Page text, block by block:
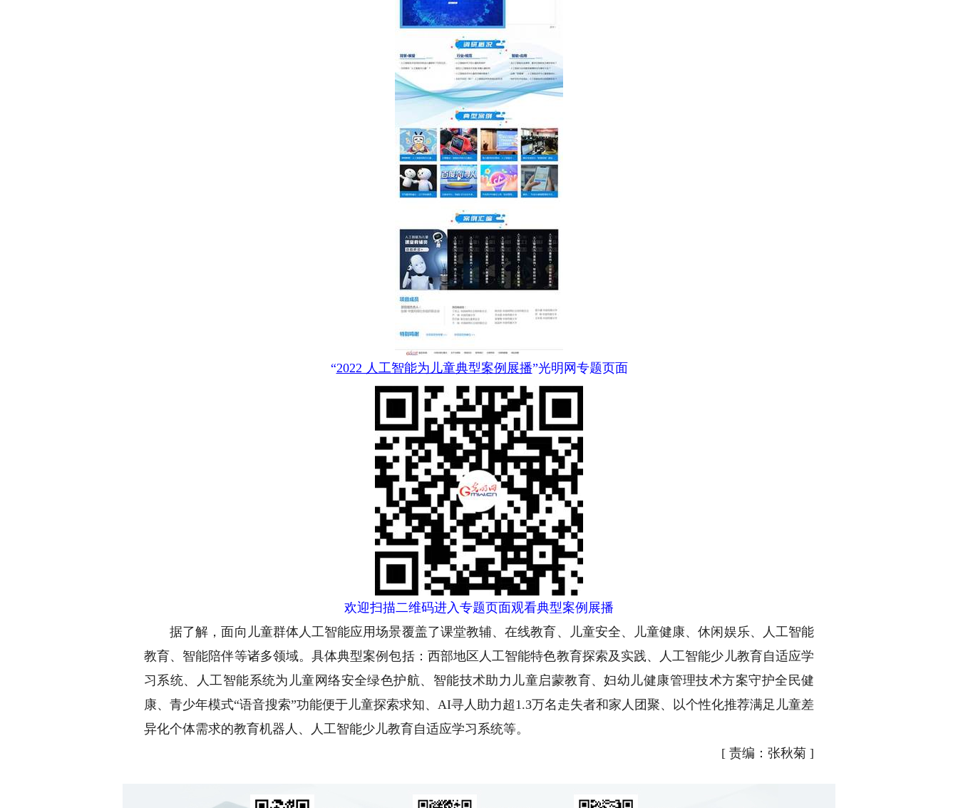
“2022 人工智能为儿童典型案例展播”光明网专题页面
欢迎扫描二维码进入专题页面观看典型案例展播
据了解，面向儿童群体人工智能应用场景覆盖了课堂教辅、在线教育、儿童安全、儿童健康、休闲娱乐、人工智能
教育、智能陪伴等诸多领域。具体典型案例包括：西部地区人工智能特色教育探索及实践、人工智能少儿教育自适应学
习系统、人工智能系统为儿童网络安全绿色护航、智能技术助力儿童启蒙教育、妇幼儿健康管理技术方案守护全民健
康、青少年模式“语音搜索”功能便于儿童探索求知、AI寻人助力超1.3万名走失者和家人团聚、以个性化推荐满足儿童差
异化个体需求的教育机器人、人工智能少儿教育自适应学习系统等。
[ 责编：张秋菊 ]